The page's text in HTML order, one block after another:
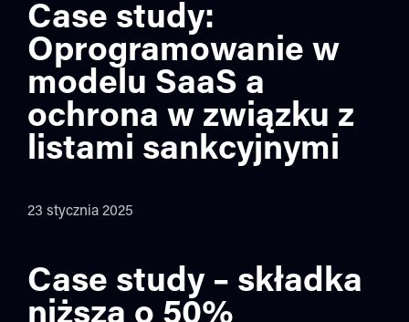
Case study:
Oprogramowanie w
modelu SaaS a
ochrona w związku z
listami sankcyjnymi
23 stycznia 2025
Case study – składka